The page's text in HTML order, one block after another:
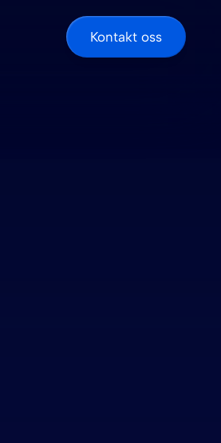
Kontakt oss